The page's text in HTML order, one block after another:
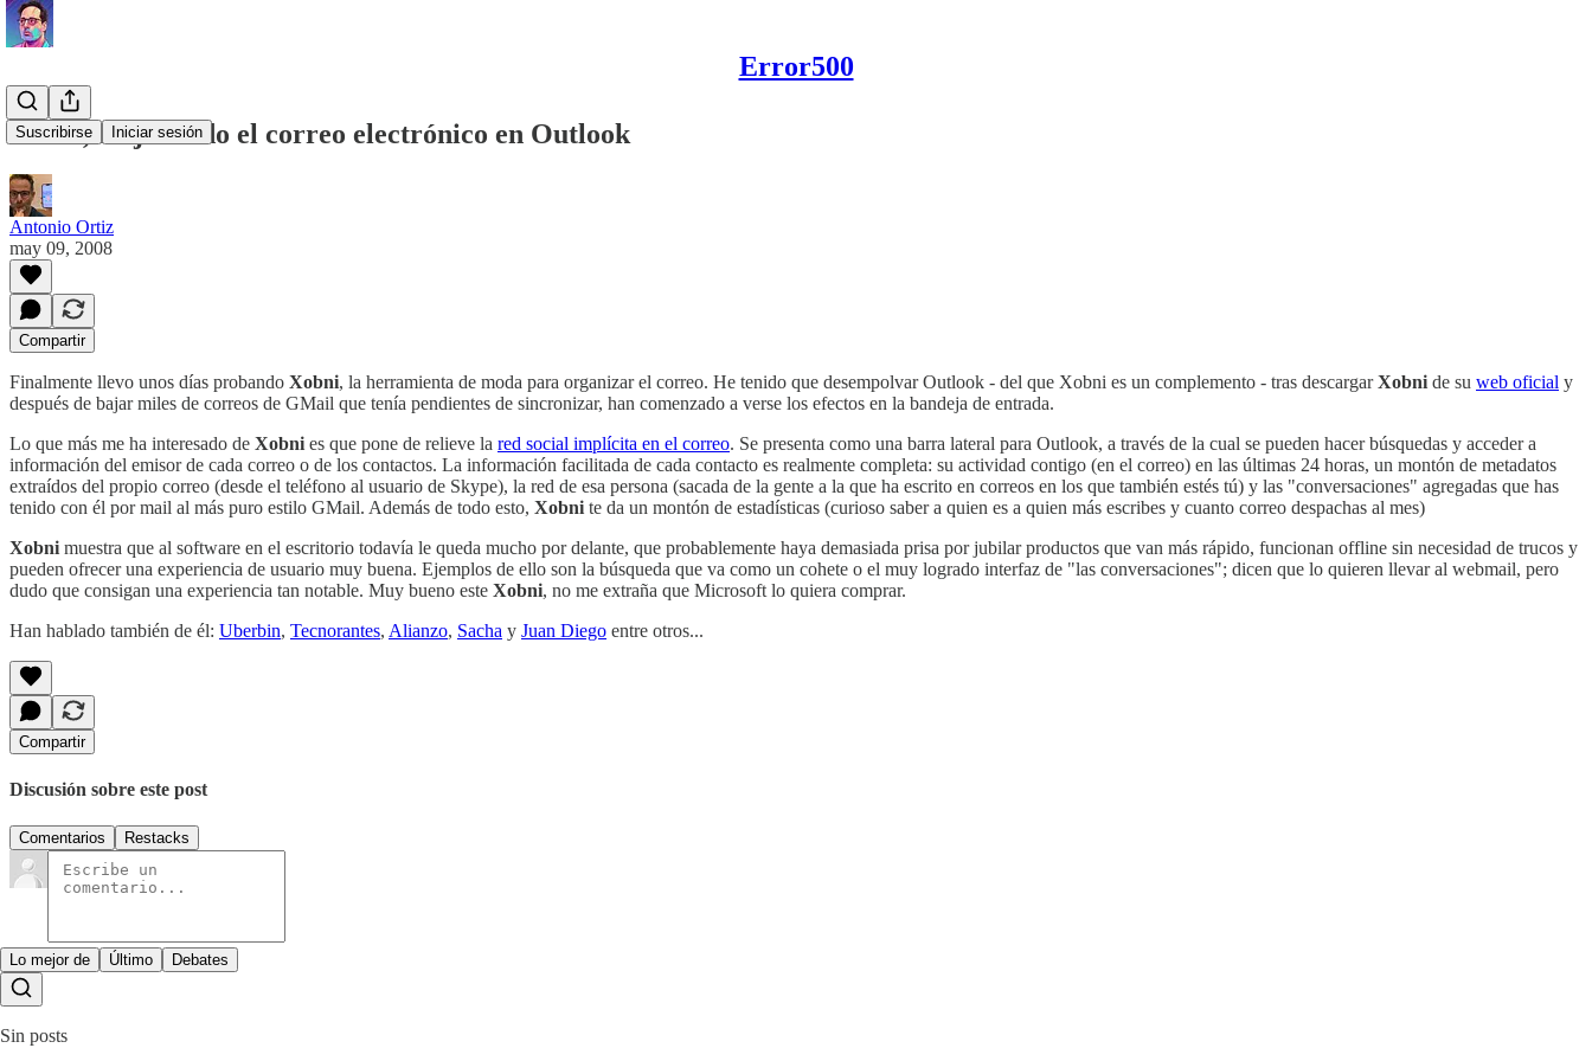
Error500
Suscribirse Iniciar sesión
Xobni, mejorando el correo electrónico en Outlook
Antonio Ortiz
may 09, 2008
Compartir
Finalmente llevo unos días probando Xobni, la herramienta de moda para organizar el correo. He tenido que desempolvar Outlook - del que Xobni es un complemento - tras descargarXobni de su web oficial y
después de bajar miles de correos de GMail que tenía pendientes de sincronizar, han comenzado a verse los efectos en la bandeja de entrada.
Lo que más me ha interesado de Xobni es que pone de relieve la red social implícita en el correo. Se presenta como una barra lateral para Outlook, a través de la cual se pueden hacer búsquedas y acceder a
información del emisor de cada correo o de los contactos. La información facilitada de cada contacto es realmente completa: su actividad contigo (en el correo) en las últimas 24 horas, un montón de metadatos
extraídos del propio correo (desde el teléfono al usuario de Skype), la red de esa persona (sacada de la gente a la que ha escrito en correos en los que también estés tú) y las "conversaciones" agregadas que has
tenido con él por mail al más puro estilo GMail. Además de todo esto, Xobni te da un montón de estadísticas (curioso saber a quien es a quien más escribes y cuanto correo despachas al mes)
Xobni muestra que al software en el escritorio todavía le queda mucho por delante, que probablemente haya demasiada prisa por jubilar productos que van más rápido, funcionan offline sin necesidad de trucos y
pueden ofrecer una experiencia de usuario muy buena. Ejemplos de ello son la búsqueda que va como un cohete o el muy logrado interfaz de "las conversaciones"; dicen que lo quieren llevar al webmail, pero
dudo que consigan una experiencia tan notable. Muy bueno este Xobni, no me extraña que Microsoft lo quiera comprar.
Han hablado también de él: Uberbin, Tecnorantes, Alianzo, Sacha y Juan Diego entre otros...
Compartir
Discusión sobre este post
Comentarios Restacks
Lo mejor de Último Debates
Sin posts